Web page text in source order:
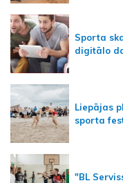
Sporta
digitālo
Liepājas
sporta
"BL